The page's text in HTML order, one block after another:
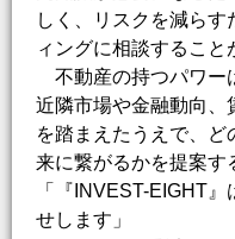
しく、リスクを減ら
ィングに相談すること
不動産の持つパワー
近隣市場や金融動向、
を踏まえたうえで、
来に繋がるかを提案す
「『INVEST-EIGHT
せします」